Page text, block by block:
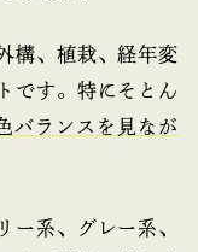
構、植栽、経年変
です。特にそとん
バランスを見なが
ー系、グレー系、